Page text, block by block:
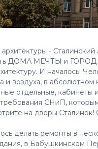
-
ДОМА МЕЧТЫ и ГОРОД
И началось!
и воздуха, в
отдельные, кабинеты
СНиП,
на дворы
делать ремонты в
в Бабушкинском